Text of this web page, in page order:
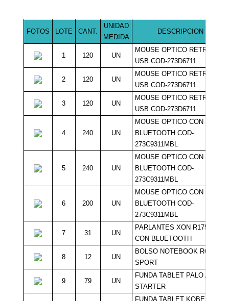
FOTOS LOTE CANT.
UNIDAD
MEDIDA
DESCRIPCION
1 120 UN
MOUSE OPTICO RETRACTIL
USB COD-273D6711
2 120 UN
MOUSE OPTICO RETRACTIL
USB COD-273D6711
3 120 UN
MOUSE OPTICO RETRACTIL
USB COD-273D6711
4 240 UN
MOUSE OPTICO CON
BLUETOOTH COD-
273C9311MBL
5 240 UN
MOUSE OPTICO CON
BLUETOOTH COD-
273C9311MBL
6 200 UN
MOUSE OPTICO CON
BLUETOOTH COD-
273C9311MBL
7 31 UN
PARLANTES XON R1751
CON BLUETOOTH
8 12 UN
BOLSO NOTEBOOK ROJO
SPORT
9 79 UN
FUNDA TABLET PALO ALTO
STARTER
FUNDA TABLET KOBE MINI